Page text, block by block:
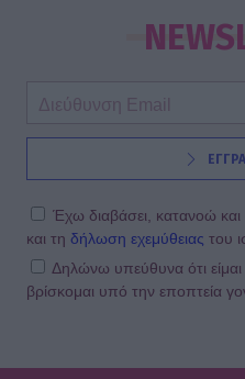
αφουγκράζεσαι τι θέλουν
ψάχνουν οι τηλεθεατές»
MEDIA
Αντώνιος και Κλεοπάτρα:
Ποιους θα δούμε στα
επεισόδια
HOLLYWOOD
Έχω διαβάσει, κατανοώ
και τη δήλωση εχεμύθειας του
Δηλώνω υπεύθυνα ότι
βρίσκομαι υπό την εποπτεία